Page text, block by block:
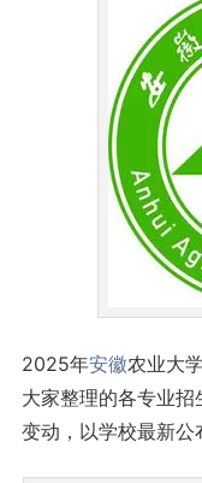
2025年安徽农业大学
大家整理的各专业
变动，以学校最新公